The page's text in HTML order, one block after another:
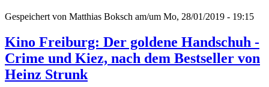
Gespeichert von Matthias Boksch am/um Mo, 28/01/2019 - 19:15
Kino Freiburg: Der goldene Handschuh -
Crime und Kiez, nach dem Bestseller von
Heinz Strunk